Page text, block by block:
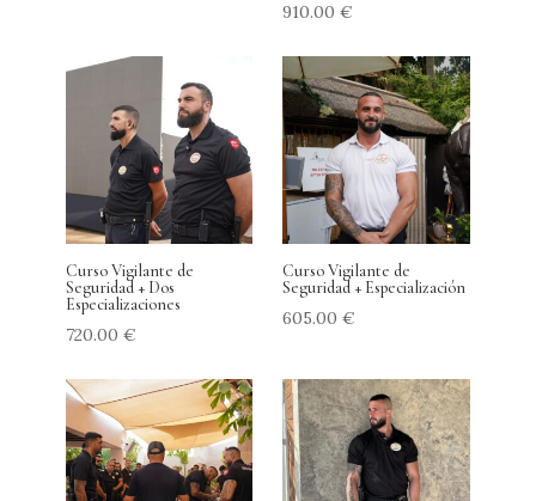
910.00€
Curso Vigilante de
Seguridad + Dos
Especializaciones
720.00 €
Curso Vigilante de
Seguridad + Especialización
605.00€